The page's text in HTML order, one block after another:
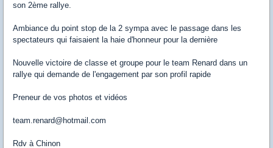
son 2ème rallye.
Ambiance du point stop de la 2 sympa avec le passage dans les
spectateurs qui faisaient la haie d'honneur pour la dernière
Nouvelle victoire de classe et groupe pour le team Renard dans un
rallye qui demande de l'engagement par son profil rapide
Preneur de vos photos et vidéos
team.renard@hotmail.com
Rdv à Chinon